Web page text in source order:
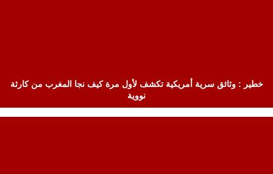
خطير : وثائق سرية أمريكية تكشف لأول مرة كيف نجا المغرب من كارثة
نووية